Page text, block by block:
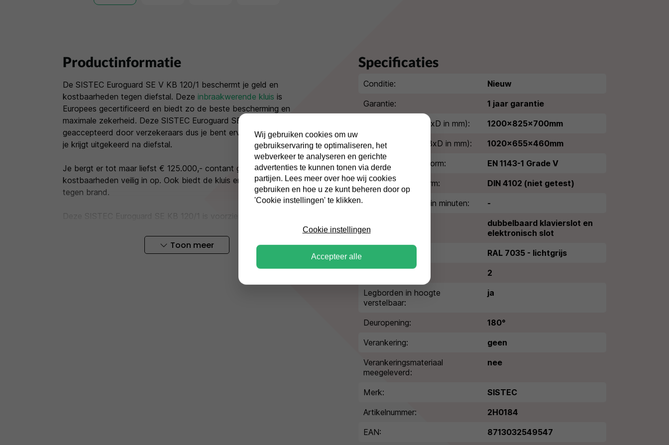
Productinformatie
De SISTEC Euroguard SE V KB 120/1 beschermt je geld en
kostbaarheden tegen diefstal. Deze inbraakwerende kluis is
Europees gecertificeerd en biedt zo de beste bescherming en
maximale zekerheid. Deze SISTEC Euroguard SE V kluis wordt
geaccepteerd door verzekeraars dus je bent ervan verzekerd dat
je krijgt uitgekeerd na diefstal.
Je bergt er tot maar liefst € 125.000,- contant geld of € 250.000,-
kostbaarheden veilig in op. Ook biedt de kluis enige bescherming
tegen brand.
Deze SISTEC Euroguard SE KB 120/1 is voorzien van een
nieuw en ongebruikt, maar heeft tijdens transport
opgelopen, zoals een kleine kras, deuk of
uitsluitend
Toon meer
Specificaties
Conditie:
Nieuw
Garantie:
1 jaar garantie
Buitenmaten (HxBxD in mm):
1200x825x700mm
Binnenmaten (HxBxD in mm):
1020x655x460mm
Inbraakwerende norm:
EN 1143-1 Grade V
Brandwerende norm:
DIN 4102 (niet getest)
Brandwerendheid in minuten:
-
dubbelbaard klavierslot en
elektronisch slot
RAL 7035 - lichtgrijs
2
Legborden in hoogte
verstelbaar:
ja
Deuropening:
180°
Verankering:
geen
Verankeringsmateriaal
meegeleverd:
nee
Merk:
SISTEC
Artikelnummer:
2H0184
EAN:
8713032549547
Wij gebruiken cookies om uw
gebruikservaring te optimaliseren, het
webverkeer te analyseren en gerichte
advertenties te kunnen tonen via derde
partijen. Lees meer over hoe wij cookies
gebruiken en hoe u ze kunt beheren door op
'Cookie instellingen' te klikken.
Cookie instellingen
Accepteer alle